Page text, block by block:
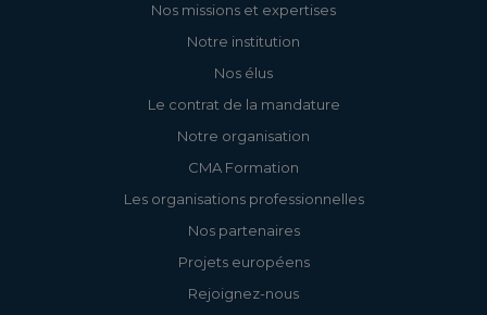
Nos missions et expertises
Notre institution
Nos élus
Le contrat de la mandature
Notre organisation
CMA Formation
Les organisations professionnelles
Nos partenaires
Projets européens
Rejoignez-nous